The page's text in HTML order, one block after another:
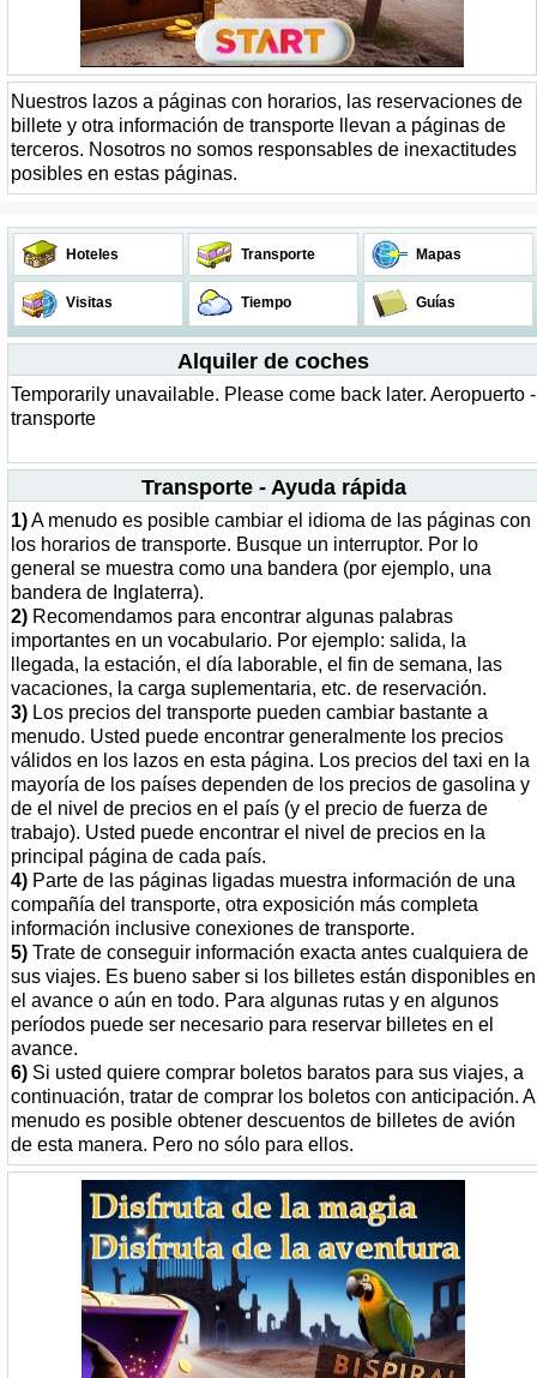
Nuestros lazos a páginas con horarios, las reservaciones de
billete y otra información de transporte llevan a páginas de
terceros. Nosotros no somos responsables de inexactitudes
posibles en estas páginas.
Hoteles Transporte Mapas
Visitas Tiempo Guías
Alquiler de coches
Temporarily unavailable. Please come back later. Aeropuerto -
transporte
Transporte - Ayuda rápida
1)A menudo es posible cambiar el idioma de las páginas con
los horarios de transporte. Busque un interruptor. Por lo
general se muestra como una bandera (por ejemplo, una
bandera de Inglaterra).
2) Recomendamos para encontrar algunas palabras
importantes en un vocabulario. Por ejemplo: salida, la
llegada, la estación, el día laborable, el fin de semana, las
vacaciones, la carga suplementaria, etc. de reservación.
3) Los precios del transporte pueden cambiar bastante a
menudo. Usted puede encontrar generalmente los precios
válidos en los lazos en esta página. Los precios del taxi en la
mayoría de los países dependen de los precios de gasolina y
de el nivel de precios en el país (y el precio de fuerza de
trabajo). Usted puede encontrar el nivel de precios en la
principal página de cada país.
4) Parte de las páginas ligadas muestra información de una
compañía del transporte, otra exposición más completa
información inclusive conexiones de transporte.
5) Trate de conseguir información exacta antes cualquiera de
sus viajes. Es bueno saber si los billetes están disponibles en
el avance o aún en todo. Para algunas rutas y en algunos
períodos puede ser necesario para reservar billetes en el
avance.
6) Si usted quiere comprar boletos baratos para sus viajes, a
continuación, tratar de comprar los boletos con anticipación. A
menudo es posible obtener descuentos de billetes de avión
de esta manera. Pero no sólo para ellos.